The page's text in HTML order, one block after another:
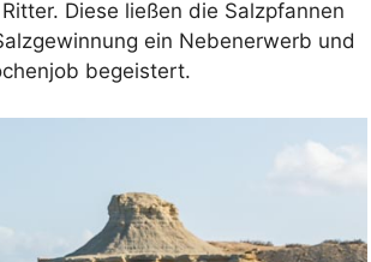
Diese ließen die Salzpfannen
ein Nebenerwerb und
begeistert.